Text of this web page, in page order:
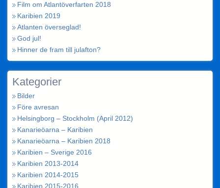
Film om Atlantöverfarten 2018
Karibien 2019
Atlanten överseglad!
God jul!
Hinner de fram till julafton?
Kategorier
Bilder
Före avresan
Helsingborg – Stockholm (April 2012)
Kanarieöarna – Karibien
Kanarieöarna – Karibien 2018
Karibien – Sverige 2016
Karibien 2013-2014
Karibien 2014-2015
Karibien 2015-2016